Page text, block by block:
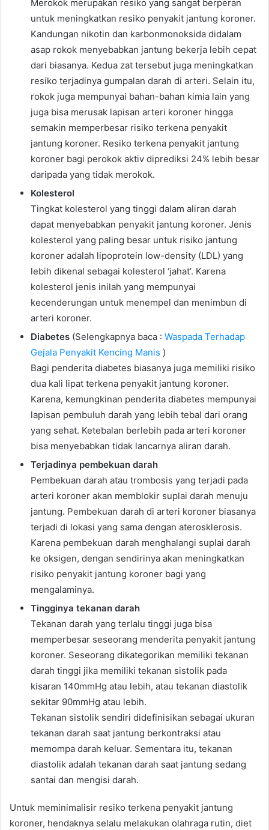
Merokok merupakan resiko yang sangat berperan
untuk meningkatkan resiko penyakit jantung koroner.
Kandungan nikotin dan karbonmonoksida didalam
asap rokok menyebabkan jantung bekerja lebih cepat
dari biasanya. Kedua zat tersebut juga meningkatkan
resiko terjadinya gumpalan darah di arteri. Selain itu,
rokok juga mempunyai bahan-bahan kimia lain yang
juga bisa merusak lapisan arteri koroner hingga
semakin memperbesar risiko terkena penyakit
jantung koroner. Resiko terkena penyakit jantung
koroner bagi perokok aktiv diprediksi 24% lebih besar
daripada yang tidak merokok.
Kolesterol
Tingkat kolesterol yang tinggi dalam aliran darah
dapat menyebabkan penyakit jantung koroner. Jenis
kolesterol yang paling besar untuk risiko jantung
koroner adalah lipoprotein low-density (LDL) yang
lebih dikenal sebagai kolesterol ‘jahat’. Karena
kolesterol jenis inilah yang mempunyai
kecenderungan untuk menempel dan menimbun di
arteri koroner.
Diabetes (Selengkapnya baca : Waspada Terhadap
Gejala Penyakit Kencing Manis )
Bagi penderita diabetes biasanya juga memiliki risiko
dua kali lipat terkena penyakit jantung koroner.
Karena, kemungkinan penderita diabetes mempunyai
lapisan pembuluh darah yang lebih tebal dari orang
yang sehat. Ketebalan berlebih pada arteri koroner
bisa menyebabkan tidak lancarnya aliran darah.
Terjadinya pembekuan darah
Pembekuan darah atau trombosis yang terjadi pada
arteri koroner akan memblokir suplai darah menuju
jantung. Pembekuan darah di arteri koroner biasanya
terjadi di lokasi yang sama dengan aterosklerosis.
Karena pembekuan darah menghalangi suplai darah
ke oksigen, dengan sendirinya akan meningkatkan
risiko penyakit jantung koroner bagi yang
mengalaminya.
Tingginya tekanan darah
Tekanan darah yang terlalu tinggi juga bisa
memperbesar seseorang menderita penyakit jantung
koroner. Seseorang dikategorikan memiliki tekanan
darah tinggi jika memiliki tekanan sistolik pada
kisaran 140mmHg atau lebih, atau tekanan diastolik
sekitar 90mmHg atau lebih.
Tekanan sistolik sendiri didefinisikan sebagai ukuran
tekanan darah saat jantung berkontraksi atau
memompa darah keluar. Sementara itu, tekanan
diastolik adalah tekanan darah saat jantung sedang
santai dan mengisi darah.
Untuk meminimalisir resiko terkena penyakit jantung
koroner, hendaknya selalu melakukan olahraga rutin, diet